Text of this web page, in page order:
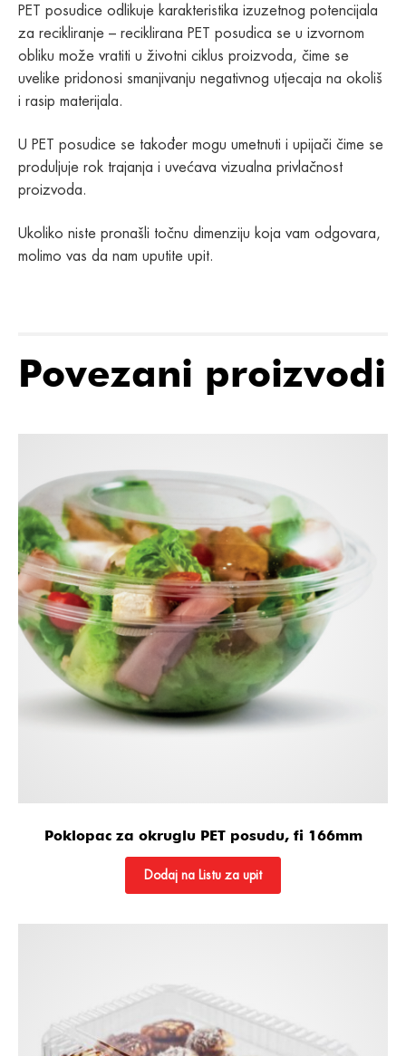
PET posudice odlikuje karakteristika izuzetnog potencijala
za recikliranje – reciklirana PET posudica se u izvornom
obliku može vratiti u životni ciklus proizvoda, čime se
uvelike pridonosi smanjivanju negativnog utjecaja na okoliš
i rasip materijala.
U PET posudice se također mogu umetnuti i upijači čime se
produljuje rok trajanja i uvećava vizualna privlačnost
proizvoda.
Ukoliko niste pronašli točnu dimenziju koja vam odgovara,
molimo vas da nam uputite upit.
Povezani proizvodi
Poklopac za okruglu PET posudu, fi 166mm
Dodaj na Listu za upit